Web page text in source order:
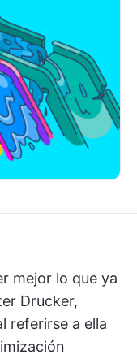
mejor lo que ya
Drucker,
referirse a ella